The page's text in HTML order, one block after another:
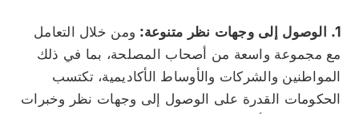
1. الوصول إلى وجهات نظر متنوعة:
ومن خلال التعامل
مع مجموعة واسعة من أصحاب المصلحة، بما في ذلك
المواطنين والشركات والأوساط الأكاديمية، تكتسب
الحكومات القدرة على الوصول إلى وجهات نظر وخبرات